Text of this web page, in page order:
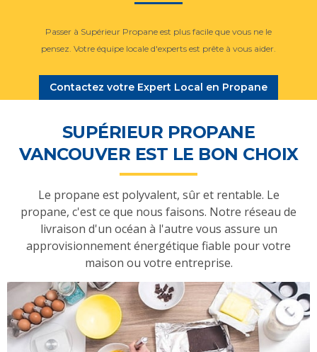
Passer à Supérieur Propane est plus facile que vous ne le
pensez. Votre équipe locale d'experts est prête à vous aider.
Contactez votre Expert Local en Propane
SUPÉRIEUR PROPANE
VANCOUVER EST LE BON CHOIX
Le propane est polyvalent, sûr et rentable. Le
propane, c'est ce que nous faisons. Notre réseau de
livraison d'un océan à l'autre vous assure un
approvisionnement énergétique fiable pour votre
maison ou votre entreprise.